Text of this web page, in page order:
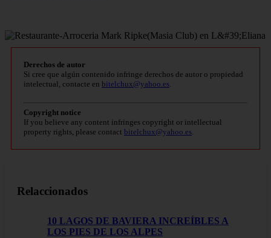
Derechos de autor
Si cree que algún contenido infringe derechos de autor o propiedad
intelectual, contacte en bitelchux@yahoo.es
Copyright notice
If you believe any content infringes copyright or intellectual
property rights, please contact bitelchux@yahoo.es
Relaccionados
10 LAGOS DE BAVIERA INCREÍBLES A
LOS PIES DE LOS ALPES